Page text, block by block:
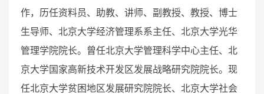
作，历任资料员、助教、讲师、副教授、教授、博士
生导师、北京大学经济管理系系主任、北京大学光华
管理学院院长。曾任北京大学管理科学中心主任、北
京大学国家高新技术开发区发展战略研究院院长。现
任北京大学贫困地区发展研究院院长、北京大学社会